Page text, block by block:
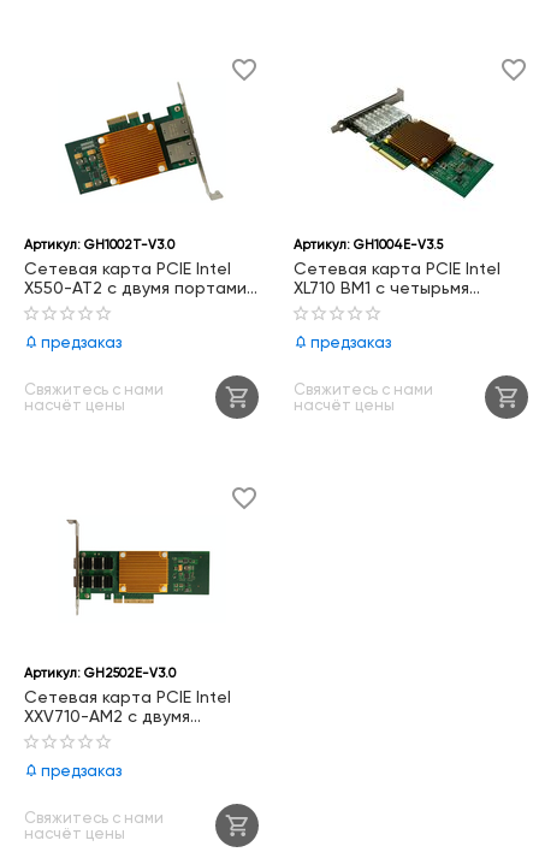
Артикул: GH1002T-V3.0
Сетевая карта PCIE Intel
X550-AT2 с двумя портами
RJ45 10GbE, GH1002T-V3.0
предзаказ
Свяжитесь с нами
насчёт цены
Артикул: GH1004E-V3.5
Сетевая карта PCIE Intel
XL710 BM1 с четырьмя
медными портами 10GbE,
GH1004E-V3.5
предзаказ
Свяжитесь с нами
насчёт цены
Артикул: GH2502E-V3.0
Сетевая карта PCIE Intel
XXV710-AM2 с двумя
портами 25GbE, GH2502E-
V3.0
предзаказ
Свяжитесь с нами
насчёт цены